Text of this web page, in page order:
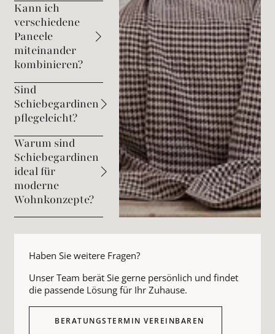
Kann ich
verschiedene
Paneele
miteinander
kombinieren?
Sind
Schiebegardinen
pflegeleicht?
Warum sind
Schiebegardinen
ideal für
moderne
Wohnkonzepte?
Haben Sie weitere Fragen?
Unser Team berät Sie gerne persönlich und findet
die passende Lösung für Ihr Zuhause.
BERATUNGSTERMIN VEREINBAREN